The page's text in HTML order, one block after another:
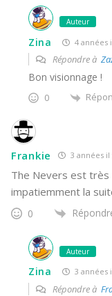
Auteur
Zina 4 années
Répondre à
Bon visionnage !
0
Frankie 3 années il
The Nevers est très
impatiemment la
0
Auteur
Zina 3 années
Répondre à